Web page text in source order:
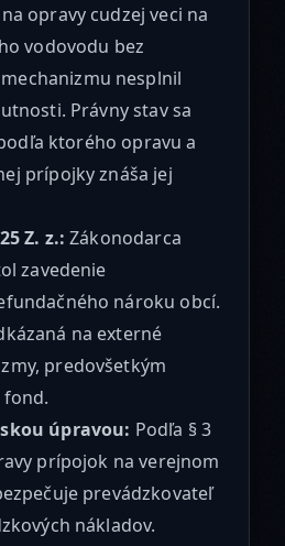
opravy cudzej veci na
vodovodu bez
nesplnil
Právny stav sa
ktorého opravu a
prípojky znáša jej
Z. z.: Zákonodarca
zavedenie
nároku obcí.
na externé
predovšetkým
úpravou: Podľa § 3
prípojok na verejnom
prevádzkovateľ
nákladov.